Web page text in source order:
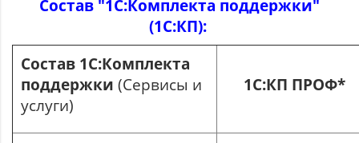
Состав "1С:Комплекта поддержки"
(1С:КП):
Состав 1С:Комплекта
поддержки (Сервисы и
услуги)
1С:КП ПРОФ*